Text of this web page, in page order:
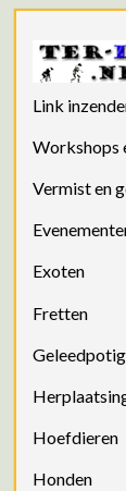
Link
Workshops
Vermist en
Exoten
Fretten
Hoefdieren
Honden